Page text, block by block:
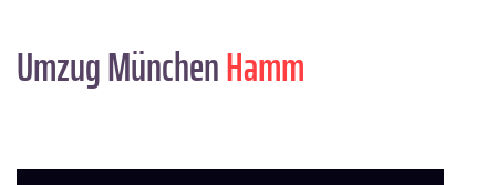
Umzug MünchenHamm